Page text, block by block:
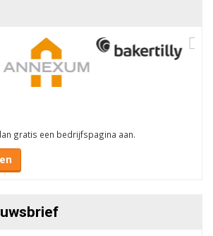
gratis een bedrijfspagina aan.